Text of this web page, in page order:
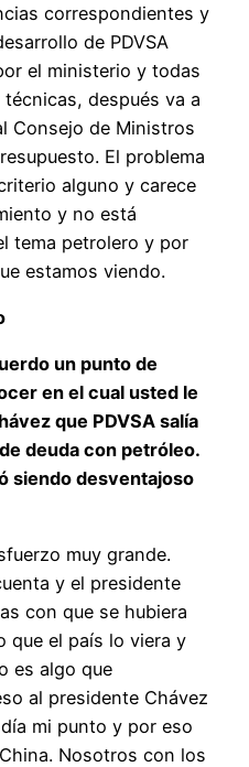
correspondientes y
de PDVSA
el ministerio y todas
después va a
Consejo de Ministros
El problema
alguno y carece
y no está
tema petrolero y por
estamos viendo.
un punto de
en el cual usted le
que PDVSA salía
deuda con petróleo.
siendo desventajoso
muy grande.
y el presidente
con que se hubiera
que el país lo viera y
es algo que
al presidente Chávez
mi punto y por eso
Nosotros con los